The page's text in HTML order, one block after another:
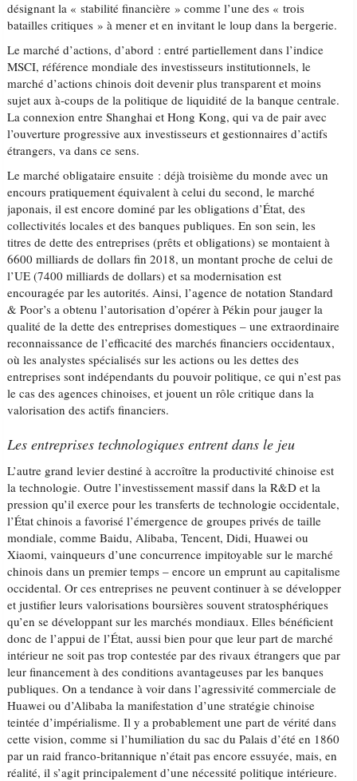
désignant la « stabilité financière » comme l’une des « trois
batailles critiques » à mener et en invitant le loup dans la bergerie.
Le marché d’actions, d’abord : entré partiellement dans l’indice
MSCI, référence mondiale des investisseurs institutionnels, le
marché d’actions chinois doit devenir plus transparent et moins
sujet aux à-coups de la politique de liquidité de la banque centrale.
La connexion entre Shanghai et Hong Kong, qui va de pair avec
l’ouverture progressive aux investisseurs et gestionnaires d’actifs
étrangers, va dans ce sens.
Le marché obligataire ensuite : déjà troisième du monde avec un
encours pratiquement équivalent à celui du second, le marché
japonais, il est encore dominé par les obligations d’État, des
collectivités locales et des banques publiques. En son sein, les
titres de dette des entreprises (prêts et obligations) se montaient à
6600 milliards de dollars fin 2018, un montant proche de celui de
l’UE (7400 milliards de dollars) et sa modernisation est
encouragée par les autorités. Ainsi, l’agence de notation Standard
& Poor’s a obtenu l’autorisation d’opérer à Pékin pour jauger la
qualité de la dette des entreprises domestiques – une extraordinaire
reconnaissance de l’efficacité des marchés financiers occidentaux,
où les analystes spécialisés sur les actions ou les dettes des
entreprises sont indépendants du pouvoir politique, ce qui n’est pas
le cas des agences chinoises, et jouent un rôle critique dans la
valorisation des actifs financiers.
Les entreprises technologiques entrent dans le jeu
L’autre grand levier destiné à accroître la productivité chinoise est
la technologie. Outre l’investissement massif dans la R&D et la
pression qu’il exerce pour les transferts de technologie occidentale,
l’État chinois a favorisé l’émergence de groupes privés de taille
mondiale, comme Baidu, Alibaba, Tencent, Didi, Huawei ou
Xiaomi, vainqueurs d’une concurrence impitoyable sur le marché
chinois dans un premier temps – encore un emprunt au capitalisme
occidental. Or ces entreprises ne peuvent continuer à se développer
et justifier leurs valorisations boursières souvent stratosphériques
qu’en se développant sur les marchés mondiaux. Elles bénéficient
donc de l’appui de l’État, aussi bien pour que leur part de marché
intérieur ne soit pas trop contestée par des rivaux étrangers que par
leur financement à des conditions avantageuses par les banques
publiques. On a tendance à voir dans l’agressivité commerciale de
Huawei ou d’Alibaba la manifestation d’une stratégie chinoise
teintée d’impérialisme. Il y a probablement une part de vérité dans
cette vision, comme si l’humiliation du sac du Palais d’été en 1860
par un raid franco-britannique n’était pas encore essuyée, mais, en
réalité, il s’agit principalement d’une nécessité politique intérieure.